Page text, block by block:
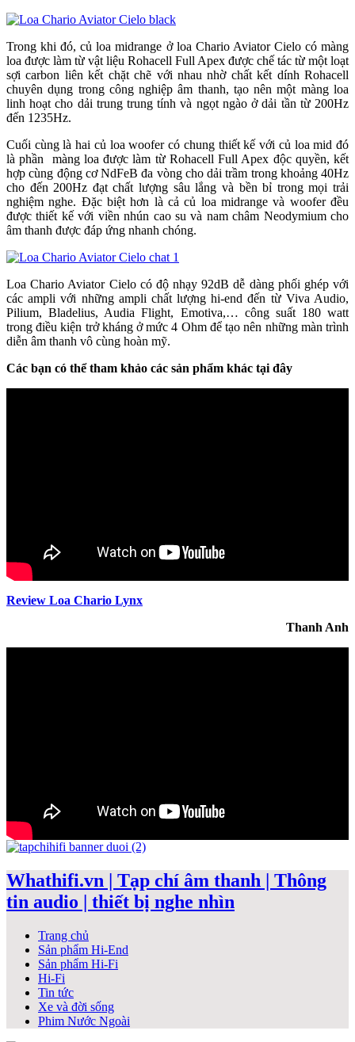
Trong khi đó, củ loa midrange ở loa Chario Aviator Cielo có màng
loa được làm từ vật liệu Rohacell Full Apex được chế tác từ một loạt
sợi carbon liên kết chặt chẽ với nhau nhờ chất kết dính Rohacell
chuyên dụng trong công nghiệp âm thanh, tạo nên một màng loa
linh hoạt cho dải trung trung tính và ngọt ngào ở dải tần từ 200Hz
đến 1235Hz.
Cuối cùng là hai củ loa woofer có chung thiết kế với củ loa mid đó
là phần màng loa được làm từ Rohacell Full Apex độc quyền, kết
hợp cùng động cơ NdFeB đa vòng cho dải trầm trong khoảng 40Hz
cho đến 200Hz đạt chất lượng sâu lắng và bền bỉ trong mọi trải
nghiệm nghe. Đặc biệt hơn là cả củ loa midrange và woofer đều
được thiết kế với viền nhún cao su và nam châm Neodymium cho
âm thanh được đáp ứng nhanh chóng.
Loa Chario Aviator Cielo có độ nhạy 92dB dễ dàng phối ghép với
các ampli với những ampli chất lượng hi-end đến từ Viva Audio,
Pilium, Bladelius, Audia Flight, Emotiva,… công suất 180 watt
trong điều kiện trở kháng ở mức 4 Ohm để tạo nên những màn trình
diễn âm thanh vô cùng hoàn mỹ.
Các bạn có thể tham khảo các sản phẩm khác tại đây
Review Loa Chario Lynx
Thanh Anh
Whathifi.vn | Tạp chí âm thanh | Thông
tin audio | thiết bị nghe nhìn
Trang chủ
Sản phẩm Hi-End
Sản phẩm Hi-Fi
Hi-Fi
Tin tức
Xe và đời sống
Phim Nước Ngoài